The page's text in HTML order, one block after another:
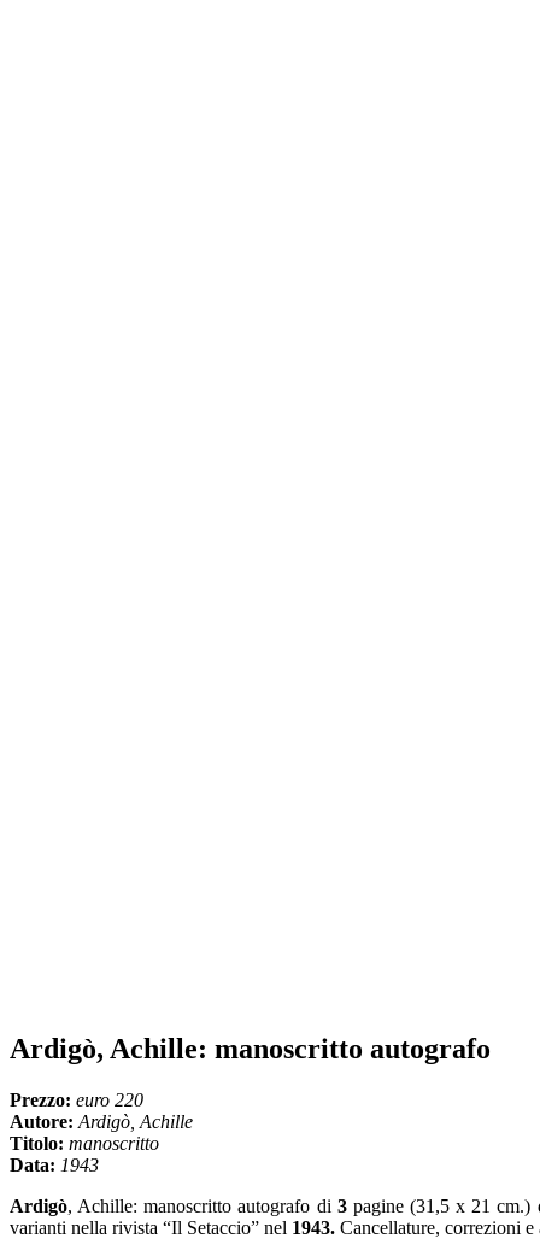
Ardigò, Achille: manoscritto autografo
Prezzo: euro 220
Autore: Ardigò, Achille
Titolo: manoscritto
Data: 1943
Ardigò, Achille: manoscritto autografo di 3pagine (31,5 x 21 cm.)
varianti nella rivista “Il Setaccio” nel 1943. Cancellature, correzioni e